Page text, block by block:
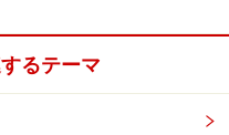
るテーマ